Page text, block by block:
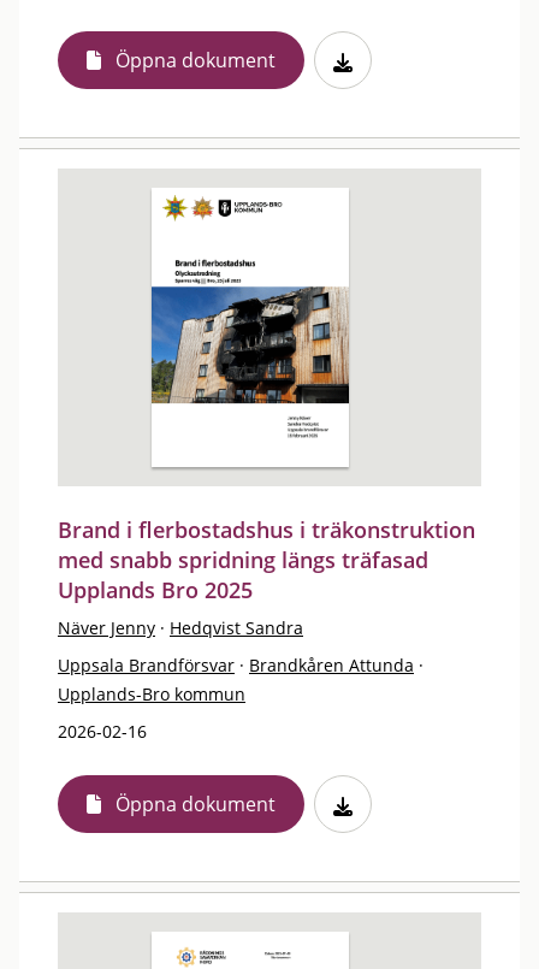
Öppna dokument
Brand i flerbostadshus i träkonstruktion
med snabb spridning längs träfasad
Upplands Bro 2025
Näver Jenny · Hedqvist Sandra
Uppsala Brandförsvar · Brandkåren Attunda ·
Upplands-Bro kommun
2026-02-16
Öppna dokument